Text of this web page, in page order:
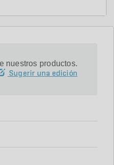
nuestros productos.
Sugerir una edición